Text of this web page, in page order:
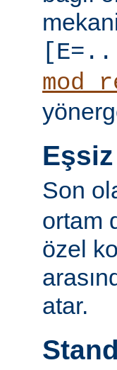
Son
ortam
özel
atar.